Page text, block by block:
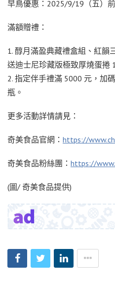
早鳥優惠：2025/9/19（五）
滿額贈禮：
1. 醇月滿盈典藏禮盒組、紅韻
送迪士尼珍藏版極致厚燒蛋捲
2. 指定伴手禮滿 5000 元，加
瓶。
更多活動詳情請見：
奇美食品官網： https://
奇美食品粉絲團： https://
(圖/ 奇美食品提供)